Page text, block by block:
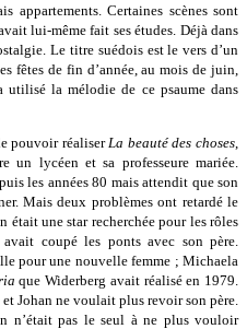
appartements. Certaines scènes sont
lui-même fait ses études. Déjà dans
Le titre suédois est le vers d’un
fêtes de fin d’année, au mois de juin,
utilisé la mélodie de ce psaume dans
pouvoir réaliser La beauté des choses
un lycéen et sa professeure mariée.
les années 80 mais attendit que son
Mais deux problèmes ont retardé le
était une star recherchée pour les rôles
coupé les ponts avec son père.
pour une nouvelle femme ; Michaela
que Widerberg avait réalisé en 1979.
Johan ne voulait plus revoir son père.
n’était pas le seul à ne plus vouloir